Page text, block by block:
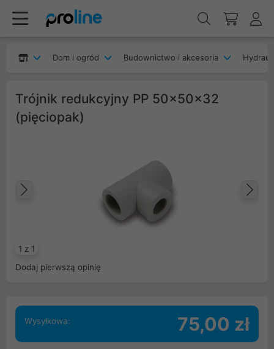
Dom i ogród Budownictwo i akcesoria
Trójnik redukcyjny PP 50x50x32
(pięciopak)
1 z 1
Poprzedni
Dodaj pierwszą opinię
Wysyłkowa: 75,00 zł